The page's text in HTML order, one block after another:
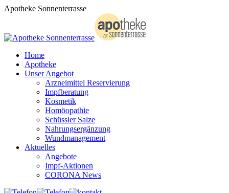
Zum
Apotheke Sonnenterrasse
Home
Apotheke
Unser Angebot
Arzneimittel Reservierung
Impfberatung
Kosmetik
Homöopathie
Schüssler Salze
Nahrungsergänzung
Wundmanagement
Aktuelles
Angebote
Impf-Aktionen
CORONA News